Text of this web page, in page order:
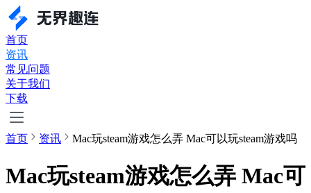
首页
资讯
常见问题
关于我们
下载
首页 资讯 Mac玩steam游戏怎么弄 Mac可以玩steam游戏吗
Mac玩steam游戏怎么弄 Mac可